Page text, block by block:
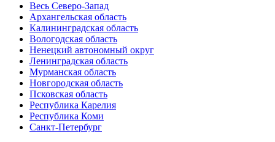
Весь Северо-Запад
Архангельская область
Калининградская область
Вологодская область
Ненецкий автономный округ
Ленинградская область
Мурманская область
Новгородская область
Псковская область
Республика Карелия
Республика Коми
Санкт-Петербург